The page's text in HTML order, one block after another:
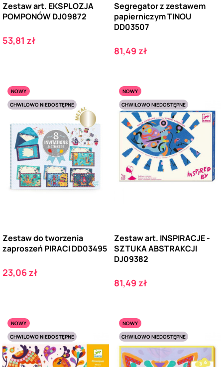
Zestaw art. EKSPLOZJA
POMPONÓW DJ09872
Cena
53,81 zł
Segregator z zestawem
papierniczym TINOU
DD03507
Cena
81,49 zł
NOWY
CHWILOWO NIEDOSTĘPNE
Zestaw do tworzenia
zaproszeń PIRACI DD03495
Cena
23,06 zł
NOWY
CHWILOWO NIEDOSTĘPNE
Zestaw art. INSPIRACJE -
SZTUKA ABSTRAKCJI
DJ09382
Cena
81,49 zł
NOWY
CHWILOWO NIEDOSTĘPNE
NOWY
CHWILOWO NIEDOSTĘPNE